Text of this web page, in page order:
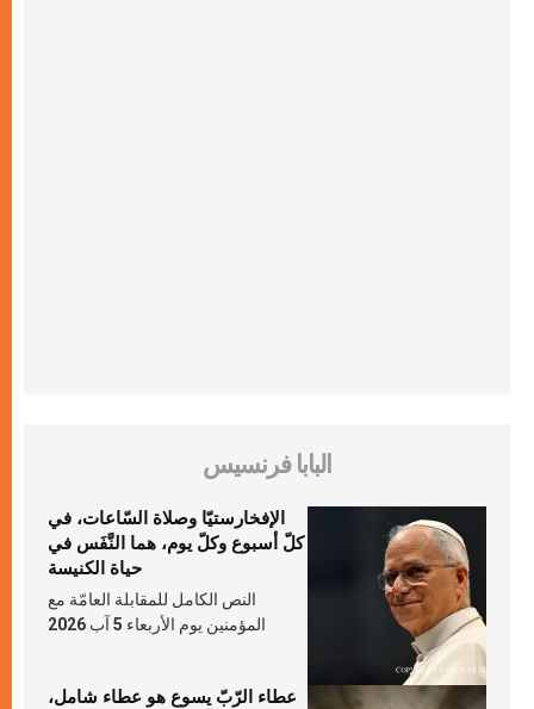
البابا فرنسيس
الإفخارستيّا وصلاة السّاعات، في
كلّ أسبوع وكلّ يوم، هما النَّفَس في
حياة الكنيسة
النص الكامل للمقابلة العامّة مع
المؤمنين يوم الأربعاء 5 آب 2026
عطاء الرّبّ يسوع هو عطاء شامل،